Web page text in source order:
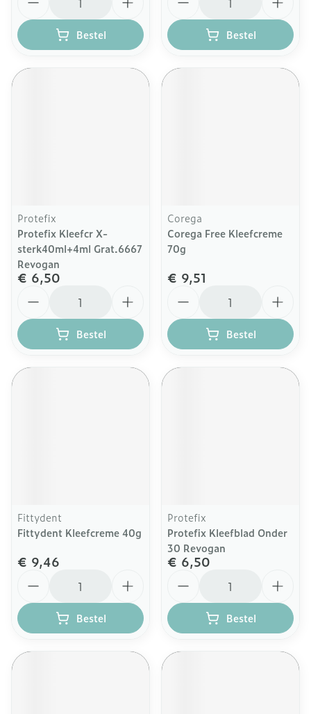
Bestel Bestel
Protefix
Protefix Kleefcr X-
sterk40ml+4ml Grat.6667
Revogan
€ 6,50
Bestel
Corega
Corega Free Kleefcreme
70g
€ 9,51
Bestel
Fittydent
Fittydent Kleefcreme 40g
€ 9,46
Bestel
Protefix
Protefix Kleefblad Onder
30 Revogan
€ 6,50
Bestel